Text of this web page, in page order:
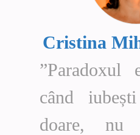
Cristina
”Paradoxul
când
doare, nu